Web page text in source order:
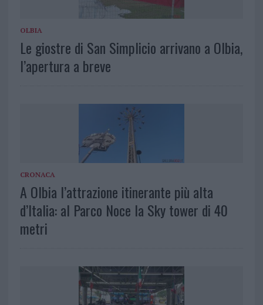
OLBIA
Le giostre di San Simplicio arrivano a Olbia,
l’apertura a breve
CRONACA
A Olbia l’attrazione itinerante più alta
d’Italia: al Parco Noce la Sky tower di 40
metri